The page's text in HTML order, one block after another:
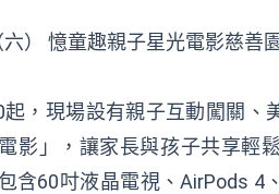
） 憶童趣親子星光電影慈善
起，現場設有親子互動闖關
影」，讓家長與孩子共享輕
含60吋液晶電視、AirPods